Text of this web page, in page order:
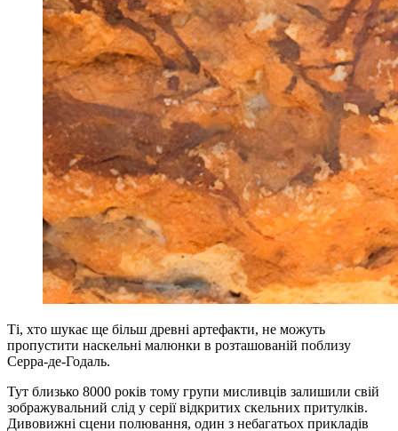
Ті, хто шукає ще більш древні артефакти, не можуть
пропустити наскельні малюнки в розташованій поблизу
Серра-де-Годаль.
Тут близько 8000 років тому групи мисливців залишили свій
зображувальний слід у серії відкритих скельних притулків.
Дивовижні сцени полювання, один з небагатьох прикладів